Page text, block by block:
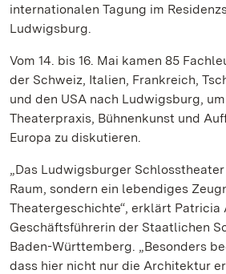
internationalen Tagung im
Ludwigsburg.
Vom 14. bis 16. Mai kamen 85
der Schweiz, Italien, Frankreich,
und den USA nach Ludwigsburg,
Theaterpraxis, Bühnenkunst und
Europa zu diskutieren.
„Das Ludwigsburger
Raum, sondern ein lebendiges
Theatergeschichte“, erklärt Patricia
Geschäftsführerin der Staatlichen
Baden-Württemberg. „Besonders
dass hier nicht nur die Architektur